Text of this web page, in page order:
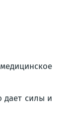
дает силы и